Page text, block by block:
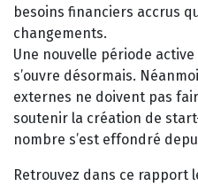
besoins financiers accrus
changements.
Une nouvelle période
s’ouvre désormais.
externes ne doivent pas
soutenir la création de
nombre s’est effondré
Retrouvez dans ce rapport